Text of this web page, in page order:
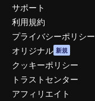
サポート
利用規約
プライバシーポリシー
オリジナル 新規
クッキーポリシー
トラストセンター
アフィリエイト